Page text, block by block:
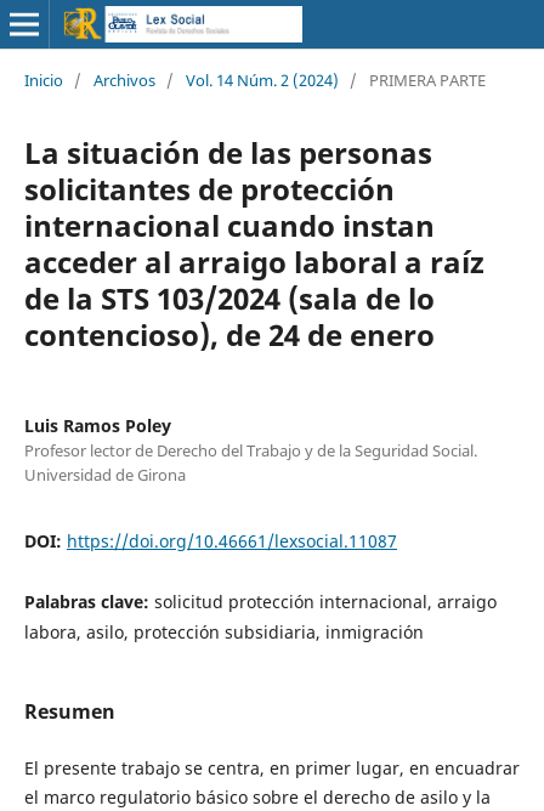
Inicio / Archivos / Vol. 14 Núm. 2 (2024) / PRIMERA PARTE
La situación de las personas
solicitantes de protección
internacional cuando instan
acceder al arraigo laboral a raíz
de la STS 103/2024 (sala de lo
contencioso), de 24 de enero
Luis Ramos Poley
Profesor lector de Derecho del Trabajo y de la Seguridad Social.
Universidad de Girona
DOI: https://doi.org/10.46661/lexsocial.11087
Palabras clave: solicitud protección internacional, arraigo
labora, asilo, protección subsidiaria, inmigración
Resumen
El presente trabajo se centra, en primer lugar, en encuadrar
el marco regulatorio básico sobre el derecho de asilo y la